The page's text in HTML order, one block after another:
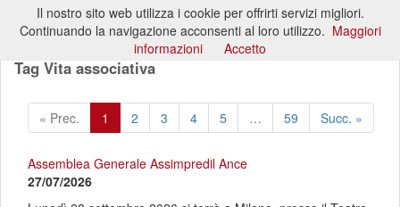
Tag Vita associativa
« Prec. 1 2 3 4 5 … 59 Succ. »
Assemblea Generale Assimpredil Ance
27/07/2026
Il nostro sito web utilizza i cookie per offrirti servizi migliori.
Continuando la navigazione acconsenti al loro utilizzo. Maggiori
informazioni
Accetto